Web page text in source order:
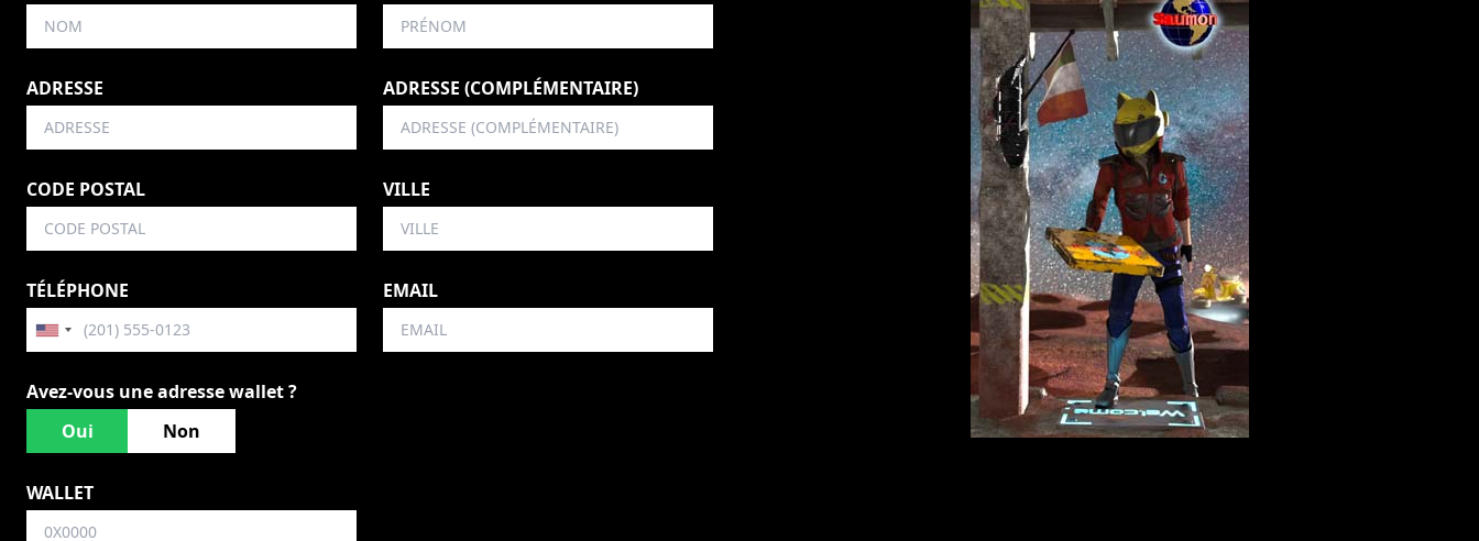
ADRESSE ADRESSE (COMPLÉMENTAIRE)
CODE POSTAL VILLE
TÉLÉPHONE EMAIL
Avez-vous une adresse wallet ?
Oui
Non
WALLET